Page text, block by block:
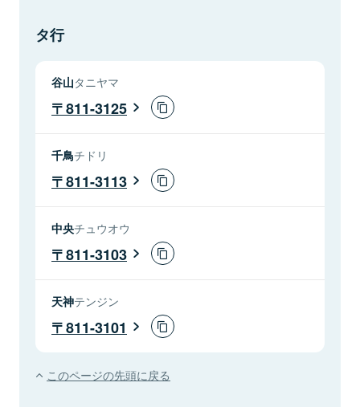
タ行
谷山タニヤマ
811-3125
千鳥チドリ
811-3113
中央チュウオウ
811-3103
天神テンジン
811-3101
このページの先頭に戻る